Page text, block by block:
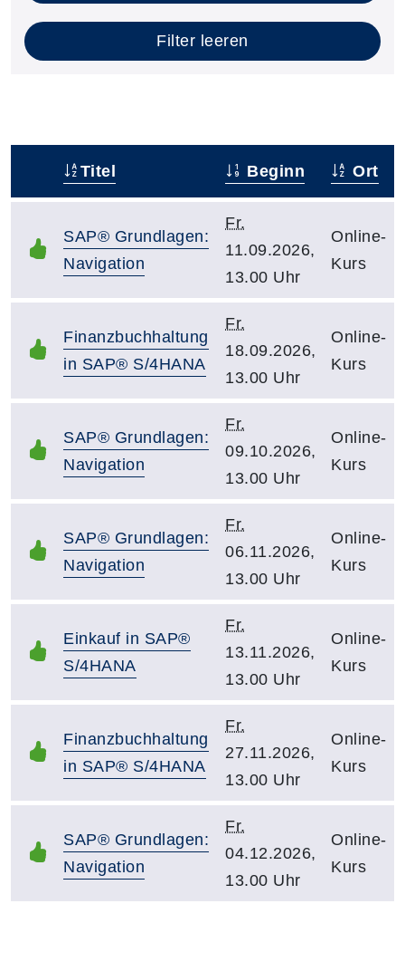
Filter leeren
Titel Beginn Ort
SAP® Grundlagen:
Navigation
Fr.
11.09.2026,
13.00 Uhr
Online-
Kurs
Finanzbuchhaltung
in SAP® S/4HANA
Fr.
18.09.2026,
13.00 Uhr
Online-
Kurs
SAP® Grundlagen:
Navigation
Fr.
09.10.2026,
13.00 Uhr
Online-
Kurs
SAP® Grundlagen:
Navigation
Fr.
06.11.2026,
13.00 Uhr
Online-
Kurs
Einkauf in SAP®
S/4HANA
Fr.
13.11.2026,
13.00 Uhr
Online-
Kurs
Finanzbuchhaltung
in SAP® S/4HANA
Fr.
27.11.2026,
13.00 Uhr
Online-
Kurs
SAP® Grundlagen:
Navigation
Fr.
04.12.2026,
13.00 Uhr
Online-
Kurs